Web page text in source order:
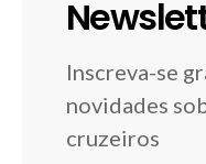
Inscreva-se
novidades
cruzeiros